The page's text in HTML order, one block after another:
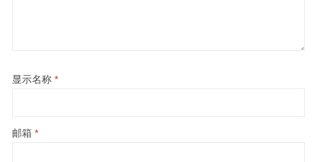
显示名称 *
邮箱 *